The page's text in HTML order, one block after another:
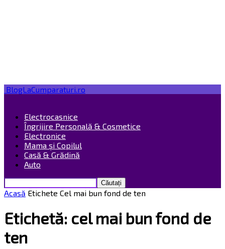
BlogLaCumparaturi.ro
Electrocasnice
Îngrijire Personală & Cosmetice
Electronice
Mama și Copilul
Casă & Grădină
Auto
Acasă Etichete Cel mai bun fond de ten
Etichetă: cel mai bun fond de
ten